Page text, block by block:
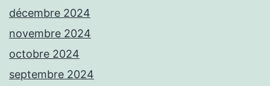
décembre 2024
novembre 2024
octobre 2024
septembre 2024